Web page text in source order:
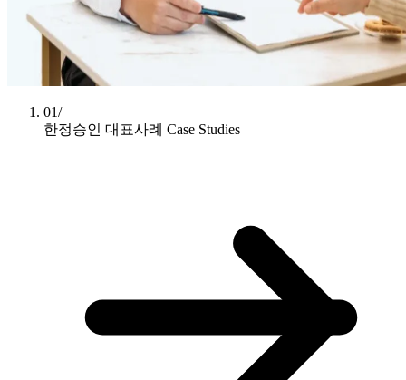
01/
한정승인 대표사례 Case Studies